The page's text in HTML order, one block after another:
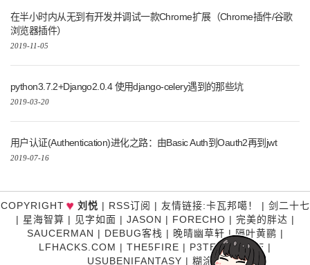
在半小时内从无到有开发并调试一款Chrome扩展（Chrome插件/谷歌
浏览器插件）
2019-11-05
python3.7.2+Django2.0.4 使用django-celery遇到的那些坑
2019-03-20
用户认证(Authentication)进化之路：由Basic Auth到Oauth2再到jwt
2019-07-16
COPYRIGHT♥ 刘悦 | RSS订阅 | 友情链接:卡瓦邦噶！ | 剑二十七
| 星海智算 | 见字如面 | JASON | FORECHO | 完美的胖达 |
SAUCERMAN | DEBUG客栈 | 晚晴幽草轩 |隔叶黄鹂 |
LFHACKS.COM | THE5FIRE | P3TERX ZONE |
USUBENIFANTASY | 糊涂说